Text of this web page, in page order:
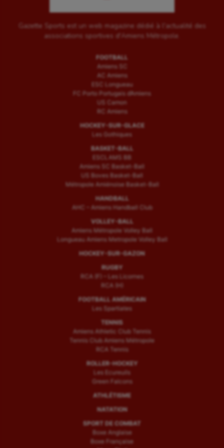
Gazette Sports est un web magazine dédié à l'actualité des
associations sportives d'Amiens Métropole.
FOOTBALL
Amiens SC
AC Amiens
ESC Longueau
FC Porto Portugais d’Amiens
US Camon
RC Amiens
HOCKEY-SUR-GLACE
Les Gothiques
BASKET-BALL
ESCLAMS BB
Amiens SC Basket-Ball
US Boves Basket-Ball
Métropole Amiénoise Basket-Ball
HANDBALL
AHC – Amiens Handball Club
VOLLEY-BALL
Amiens Métropole Volley Ball
Longueau Amiens Metropole Volley Ball
HOCKEY-SUR-GAZON
RUGBY
RCA (F) – Les Licornes
RCA (H)
FOOTBALL AMÉRICAIN
Les Spartiates
TENNIS
Amiens Athletic Club Tennis
Tennis Club Amiens Métropole
RCA Tennis
ROLLER-HOCKEY
Les Ecureuils
Green Falcons
ATHLÉTISME
NATATION
SPORT DE COMBAT
Boxe Anglaise
Boxe Française